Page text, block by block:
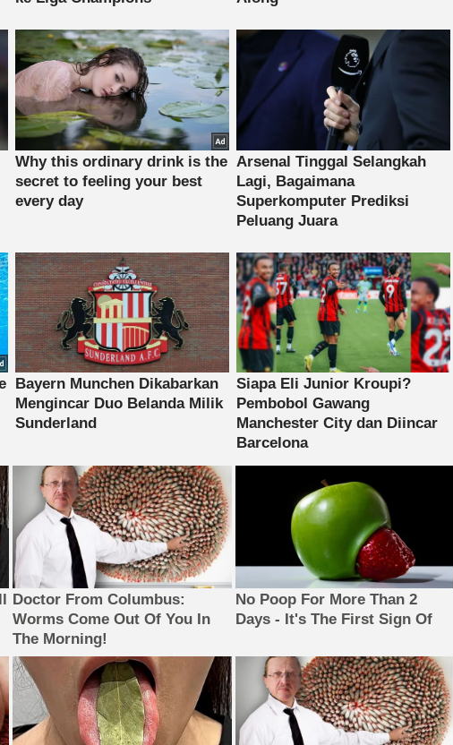
Doctor From Columbus:
Worms Come Out Of You In
The Morning!
No Poop For More Than 2
Days - It's The First Sign Of